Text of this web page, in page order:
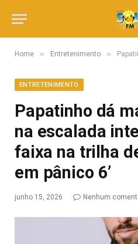
Home » Entretenimento » Papatinho dá
ENTRETENIMENTO
Papatinho dá
na escalada
faixa na trilha
em pânico 6’
junho 15, 2026 Nenhum